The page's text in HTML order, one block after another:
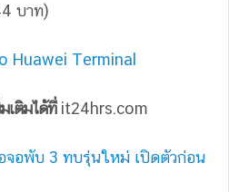
บาท)
Huawei Terminal
เติมได้ที่it24hrs.com
อพับ 3 ทบรุ่นใหม่ เปิดตัวก่อน